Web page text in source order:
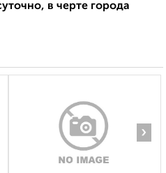
в черте города
›